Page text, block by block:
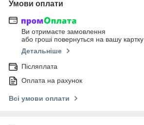
Умови оплати
Ви отримаєте замовлення
або гроші повернуться на вашу картку
Детальніше
Післяплата
Оплата на рахунок
Всі умови оплати